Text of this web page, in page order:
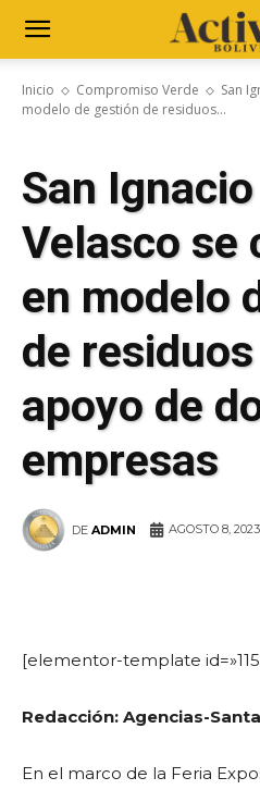
Inicio Compromiso Verde
San
modelo de gestión de residuos...
San
Velasco se
en modelo
de
apoyo de
empresas
DE ADMIN AGOSTO 8, 2023
[elementor-template
Redacción: Agencias-
En el marco de la Feria